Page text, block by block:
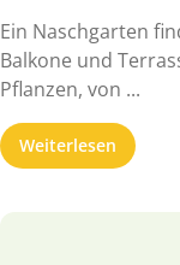
Ein Naschgarten
Balkone und
Pflanzen, von ...
Weiterlesen